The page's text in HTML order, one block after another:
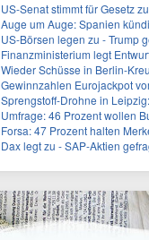
US-Senat stimmt für Gesetz zu
Auge um Auge: Spanien kündigt
US-Börsen legen zu - Trump geht erneut
Finanzministerium legt Entwurf für
Wieder Schüsse in Berlin-
Gewinnzahlen Eurojackpot
Sprengstoff-Drohne in Leipzig:
Umfrage: 46 Prozent wollen
Forsa: 47 Prozent halten Merkel für
Dax legt zu - SAP-Aktien